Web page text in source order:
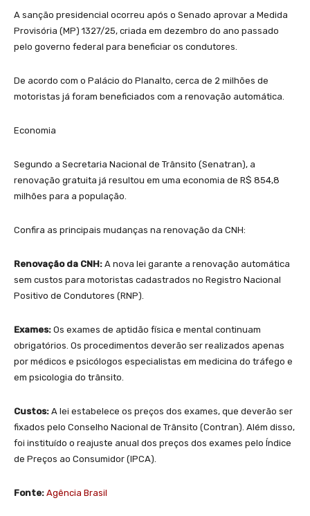
A sanção presidencial ocorreu após o Senado aprovar a Medida
Provisória (MP) 1327/25, criada em dezembro do ano passado
pelo governo federal para beneficiar os condutores.
De acordo com o Palácio do Planalto, cerca de 2 milhões de
motoristas já foram beneficiados com a renovação automática.
Economia
Segundo a Secretaria Nacional de Trânsito (Senatran), a
renovação gratuita já resultou em uma economia de R$ 854,8
milhões para a população.
Confira as principais mudanças na renovação da CNH:
Renovação da CNH: A nova lei garante a renovação automática
sem custos para motoristas cadastrados no Registro Nacional
Positivo de Condutores (RNP).
Exames: Os exames de aptidão física e mental continuam
obrigatórios. Os procedimentos deverão ser realizados apenas
por médicos e psicólogos especialistas em medicina do tráfego e
em psicologia do trânsito.
Custos: A lei estabelece os preços dos exames, que deverão ser
fixados pelo Conselho Nacional de Trânsito (Contran). Além disso,
foi instituído o reajuste anual dos preços dos exames pelo Índice
de Preços ao Consumidor (IPCA).
Fonte: Agência Brasil